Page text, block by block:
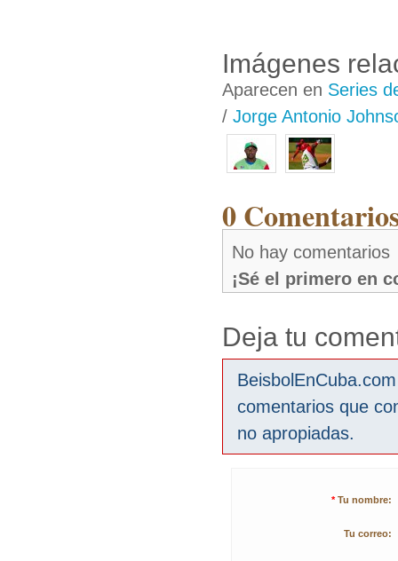
Imágenes
Aparecen en Series
/ Jorge Antonio
0
No hay comentarios
¡Sé el primero en
Deja tu
comentarios que
no apropiadas.
* Tu nombre:
Tu correo: